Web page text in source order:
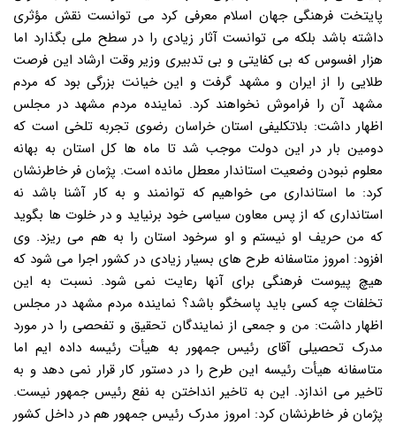
پایتخت فرهنگی جهان اسلام معرفی کرد می توانست نقش مؤثری
داشته باشد بلکه می توانست آثار زیادی را در سطح ملی بگذارد اما
هزار افسوس که بی کفایتی و بی تدبیری وزیر وقت ارشاد این فرصت
طلایی را از ایران و مشهد گرفت و این خیانت بزرگی بود که مردم
مشهد آن را فراموش نخواهند کرد. نماینده مردم مشهد در مجلس
اظهار داشت: بلاتکلیفی استان خراسان رضوی تجربه تلخی است که
دومین بار در این دولت موجب شد تا ماه ها کل استان به بهانه
معلوم نبودن وضعیت استاندار معطل مانده است. پژمان فر خاطرنشان
کرد: ما استانداری می خواهیم که توانمند و به کار آشنا باشد نه
استانداری که از پس معاون سیاسی خود برنیاید و در خلوت ها بگوید
که من حریف او نیستم و او سرخود استان را به هم می ریزد. وی
افزود: امروز متاسفانه طرح های بسیار زیادی در کشور اجرا می شود که
هیچ پیوست فرهنگی برای آنها رعایت نمی شود. نسبت به این
تخلفات چه کسی باید پاسخگو باشد؟ نماینده مردم مشهد در مجلس
اظهار داشت: من و جمعی از نمایندگان تحقیق و تفحصی را در مورد
مدرک تحصیلی آقای رئیس جمهور به هیأت رئیسه داده ایم اما
متاسفانه هیأت رئیسه این طرح را در دستور کار قرار نمی دهد و به
تاخیر می اندازد. این به تاخیر انداختن به نفع رئیس جمهور نیست.
پژمان فر خاطرنشان کرد: امروز مدرک رئیس جمهور هم در داخل کشور